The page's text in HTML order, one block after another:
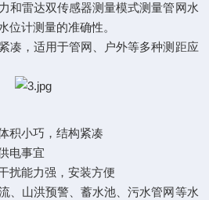
和雷达双传感器测量模式测量管网水
位计测量的准确性。
，适用于管网、户外等多种测距应
小巧，结构紧凑
电事宜
能力强，安装方便
山洪预警、蓄水池、污水管网等水